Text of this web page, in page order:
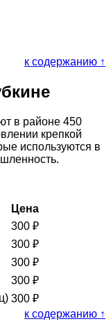
к содержанию ↑
в районе 450
крепкой
используются в
Цена
300 ₽
300 ₽
300 ₽
300 ₽
300 ₽
к содержанию ↑